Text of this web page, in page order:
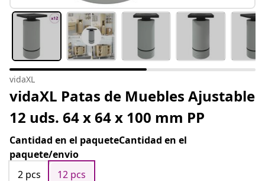
vidaXL
vidaXL Patas de Muebles Ajustable
12 uds. 64 x 64 x 100 mm PP
Cantidad en el paqueteCantidad en el
paquete/envio
2 pcs
12 pcs